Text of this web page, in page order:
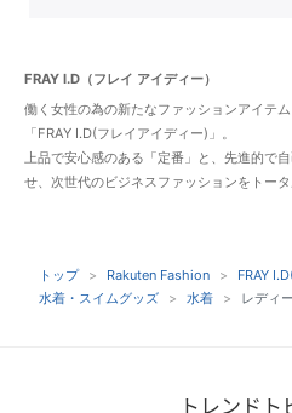
FRAY I.D（フレイ アイディー）
働く女性の為の新たなファッションアイテ
「FRAY I.D(フレイアイディー)」。
上品で安心感のある「定番」と、先進的で
せ、次世代のビジネスファッションをトータ
トップ Rakuten Fashion
FRAY
水着・スイムグッズ
水着 レディ
トレンドト